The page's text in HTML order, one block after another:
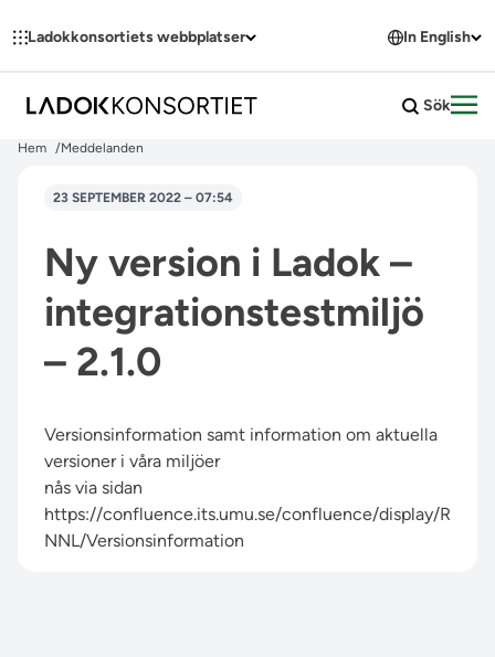
Ladokkonsortiets webbplatser In English
Sök
Hem Meddelanden
23 SEPTEMBER 2022 – 07:54
Ny version i Ladok –
integrationstestmiljö
– 2.1.0
Versionsinformation samt information om aktuella
versioner i våra miljöer
nås via sidan
https://confluence.its.umu.se/confluence/display/R
NNL/Versionsinformation